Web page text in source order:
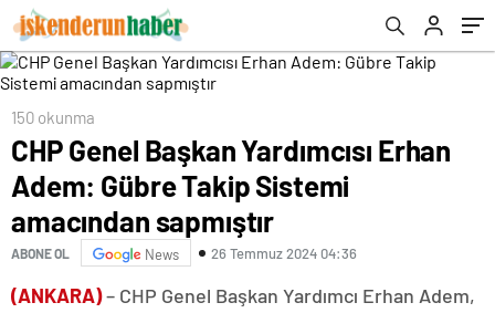
150 okunma
CHP Genel Başkan Yardımcısı Erhan
Adem: Gübre Takip Sistemi
amacından sapmıştır
ABONE OL News 26 Temmuz 2024 04:36
(ANKARA)– CHP Genel Başkan Yardımcı Erhan Adem,